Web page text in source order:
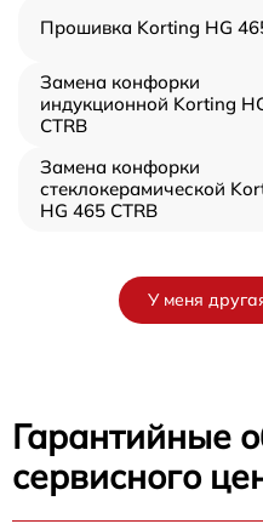
Прошивка Korting HG
Замена конфорки
индукционной Korting
CTRB
Замена конфорки
стеклокерамической
HG 465 CTRB
У меня
Гарантийные
сервисного